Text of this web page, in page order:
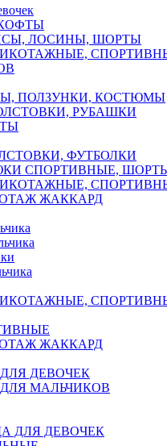
ЛОСИНЫ, ШОРТЫ
ПОЛЗУНКИ, КОСТЮМЫ
РУБАШКИ
ФУТБОЛКИ
СПОРТИВНЫЕ,
ЖАККАРД
ЖАККАРД
ДЕВОЧЕК
МАЛЬЧИКОВ
ДЛЯ ДЕВОЧЕК